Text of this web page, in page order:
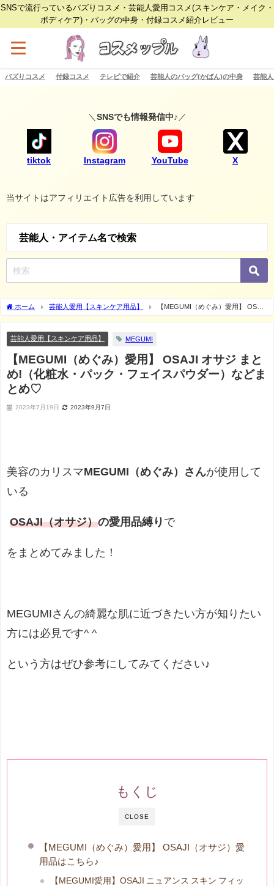
SNSで流行っているバズりコスメ・芸能人愛用コスメ(スキンケア・メイク・
ボディケア)・バッグの中身・付録コスメ紹介レビュー
バズりコスメ 付録コスメ テレビで紹介 芸能人のバッグ(かばん)の中身 芸能
＼ SNSでも情報発信中♪ ／
tiktok Instagram YouTube X
当サイトはアフィリエイト広告を利用しています
芸能人・アイテム名で検索
ホーム 芸能人愛用【スキンケア用品】
【MEGUMI（めぐみ）愛用】 OSAJI
オサジ まとめ!（化粧水・パック・フェイスパウダー）などまとめ♡
芸能人愛用【スキンケア用品】 MEGUMI
【MEGUMI（めぐみ）愛用】 OSAJI オサジ まと
め!（化粧水・パック・フェイスパウダー）などま
とめ♡
2023年7月19日 2023年9月7日
美容のカリスマMEGUMI（めぐみ）さんが使用して
いる
OSAJI（オサジ）の愛用品縛り で
をまとめてみました！
MEGUMIさんの綺麗な肌に近づきたい方が知りたい
方には必見です^ ^
という方はぜひ参考にしてみてください♪
CLOSE
もくじ
【MEGUMI（めぐみ）愛用】 OSAJI（オサジ）愛
用品はこちら♪
【MEGUMI愛用】OSAJI ニュアンス スキン フィッ